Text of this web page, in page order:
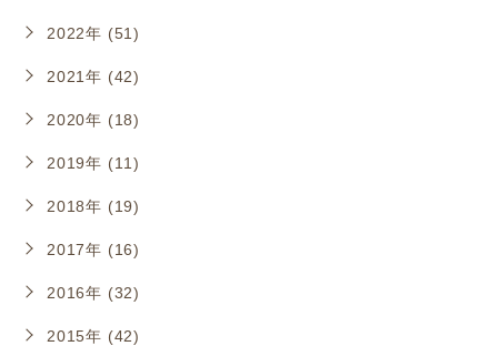
2022年 (51)
2021年 (42)
2020年 (18)
2019年 (11)
2018年 (19)
2017年 (16)
2016年 (32)
2015年 (42)